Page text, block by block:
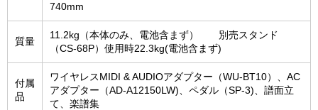
740mm
質量
11.2kg（本体のみ、電池含まず） 別売スタンド
（CS-68P）使用時22.3kg(電池含まず)
付属
品
ワイヤレスMIDI & AUDIOアダプター（WU-BT10）、AC
アダプター（AD-A12150LW)、ペダル（SP-3)、譜面立
て、楽譜集